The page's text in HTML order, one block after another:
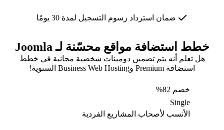
ضمان استرداد رسوم التسجيل لمدة 30 يومًا
خطط استضافة مواقع محسّنة لـ Joomla
هل تعلم أنه يتم تضمين دومينات شخصية مجانية في خطط
استضافة Premium وBusiness Web Hosting السنوية!
خصم 82%
Single
الأنسب لأصحاب المشاريع الفردية